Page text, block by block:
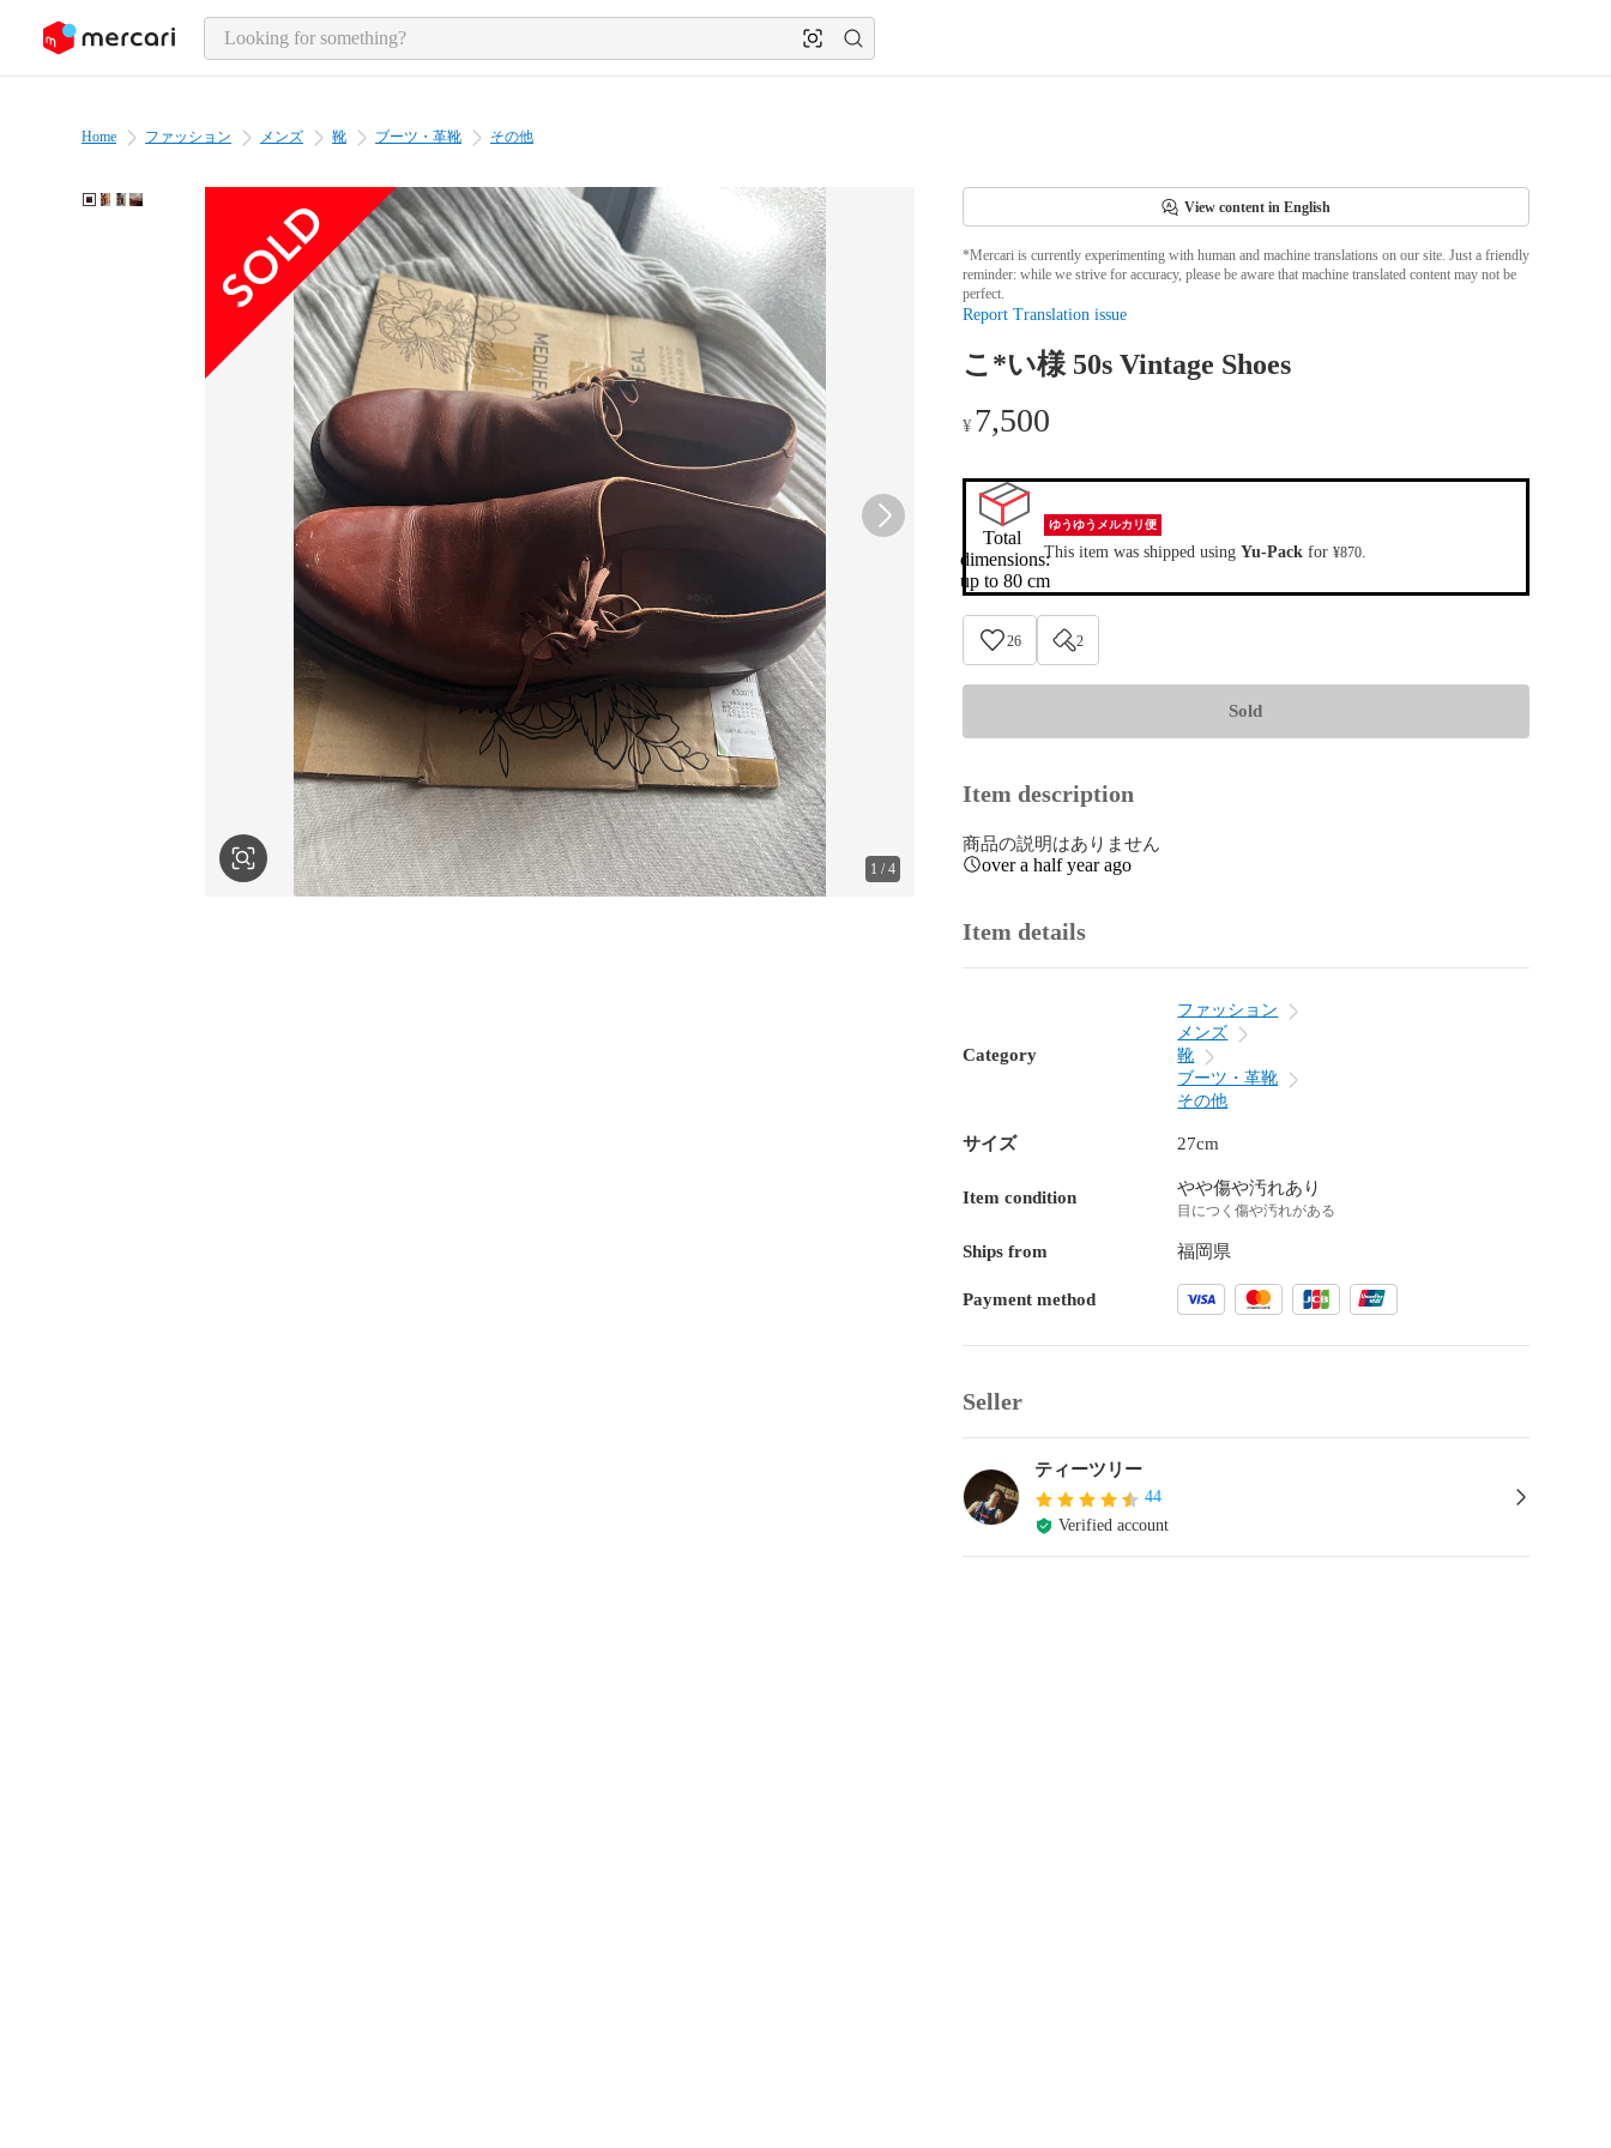
page content
Home ファッション メンズ 靴 ブーツ・革靴 その他
1 /4
View content in English
*Mercari is currently experimenting with human and machine translations on our site. Just a friendly
reminder: while we strive for accuracy, please be aware that machine translated content may not be
perfect.
Report Translation issue
こ*い様 50s Vintage Shoes
¥ 7,500
Total
dimensions:
up to 80 cm
ゆうゆうメルカリ便
This item was shipped using Yu-Packfor ¥870.
26 2
Sold
Item description
商品の説明はありません
over a half year ago
Item details
Category
ファッション
メンズ
靴
ブーツ・革靴
その他
サイズ 27cm
Item condition やや傷や汚れあり
目につく傷や汚れがある
Ships from 福岡県
Payment method
Seller
ティーツリー
44
Verified account